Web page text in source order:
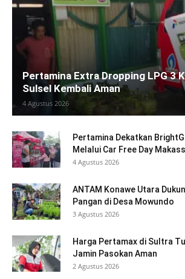
Pertamina Extra Dropping LPG 3
Sulsel Kembali Aman
4 Agustus 2026
Pertamina Dekatkan
Melalui Car Free Day
4 Agustus 2026
ANTAM Konawe Utara
Pangan di Desa Mowundo
3 Agustus 2026
Harga Pertamax di Sultra
Jamin Pasokan Aman
2 Agustus 2026